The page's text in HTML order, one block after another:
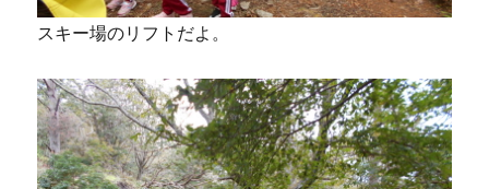
スキー場のリフトだよ。